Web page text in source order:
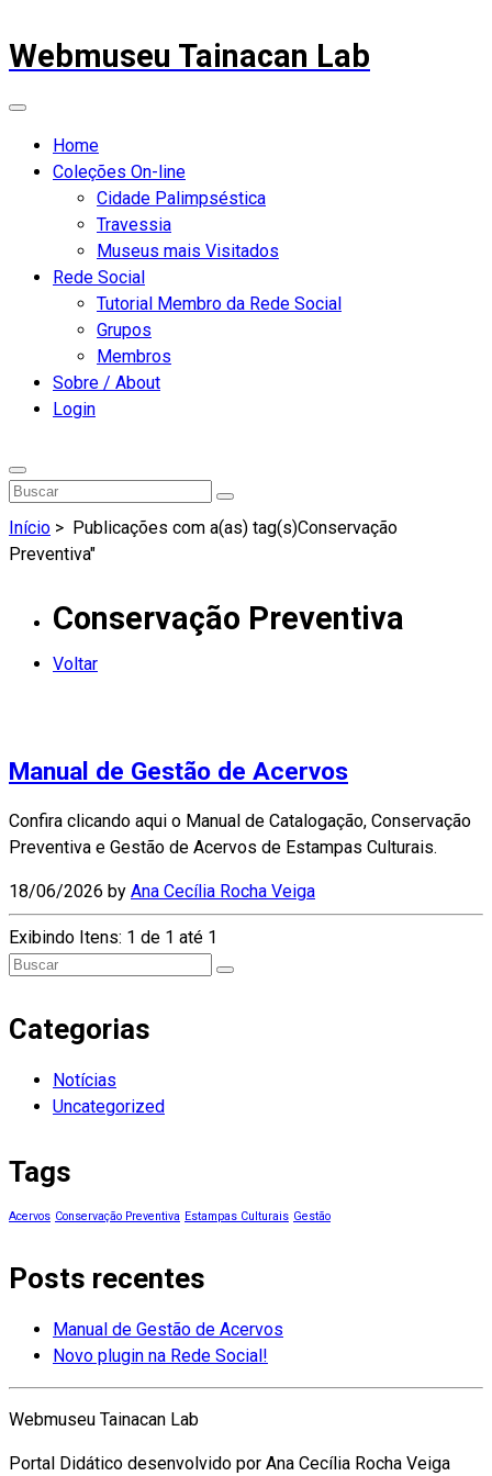
Webmuseu Tainacan Lab
Home
Coleções On-line
Cidade Palimpséstica
Travessia
Museus mais Visitados
Rede Social
Tutorial Membro da Rede Social
Grupos
Membros
Sobre / About
Login
Início > Publicações com a(as) tag(s)Conservação
Preventiva"
Conservação Preventiva
Voltar
Manual de Gestão de Acervos
Confira clicando aqui o Manual de Catalogação, Conservação
Preventiva e Gestão de Acervos de Estampas Culturais.
18/06/2026 by Ana Cecília Rocha VeigaLeia
Mais...
Exibindo Itens: 1 de 1 até 1
Categorias
Notícias
Uncategorized
Tags
Acervos Conservação Preventiva Estampas Culturais Gestão
Posts recentes
Manual de Gestão de Acervos
Novo plugin na Rede Social!
Webmuseu Tainacan Lab
Portal Didático desenvolvido por Ana Cecília Rocha Veiga